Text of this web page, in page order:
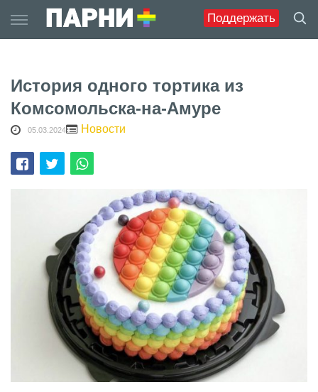
Поддержать
to
content
История одного тортика из
Комсомольска-на-Амуре
05.03.2024 Новости